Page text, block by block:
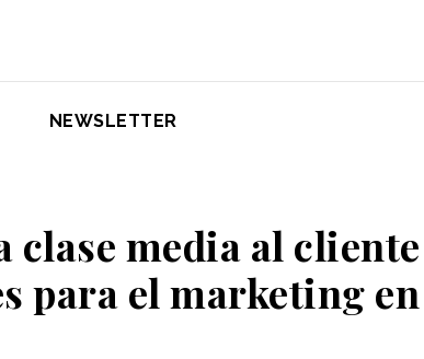
NEWSLETTER
clase media al
para el marketing